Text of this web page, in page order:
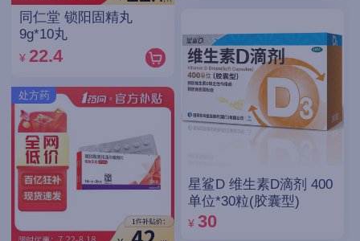
同仁堂 锁阳固精丸
9g*10丸
¥ 22.4
处方药
星鲨D 维生素D滴剂 400
单位*30粒(胶囊型)
¥ 30